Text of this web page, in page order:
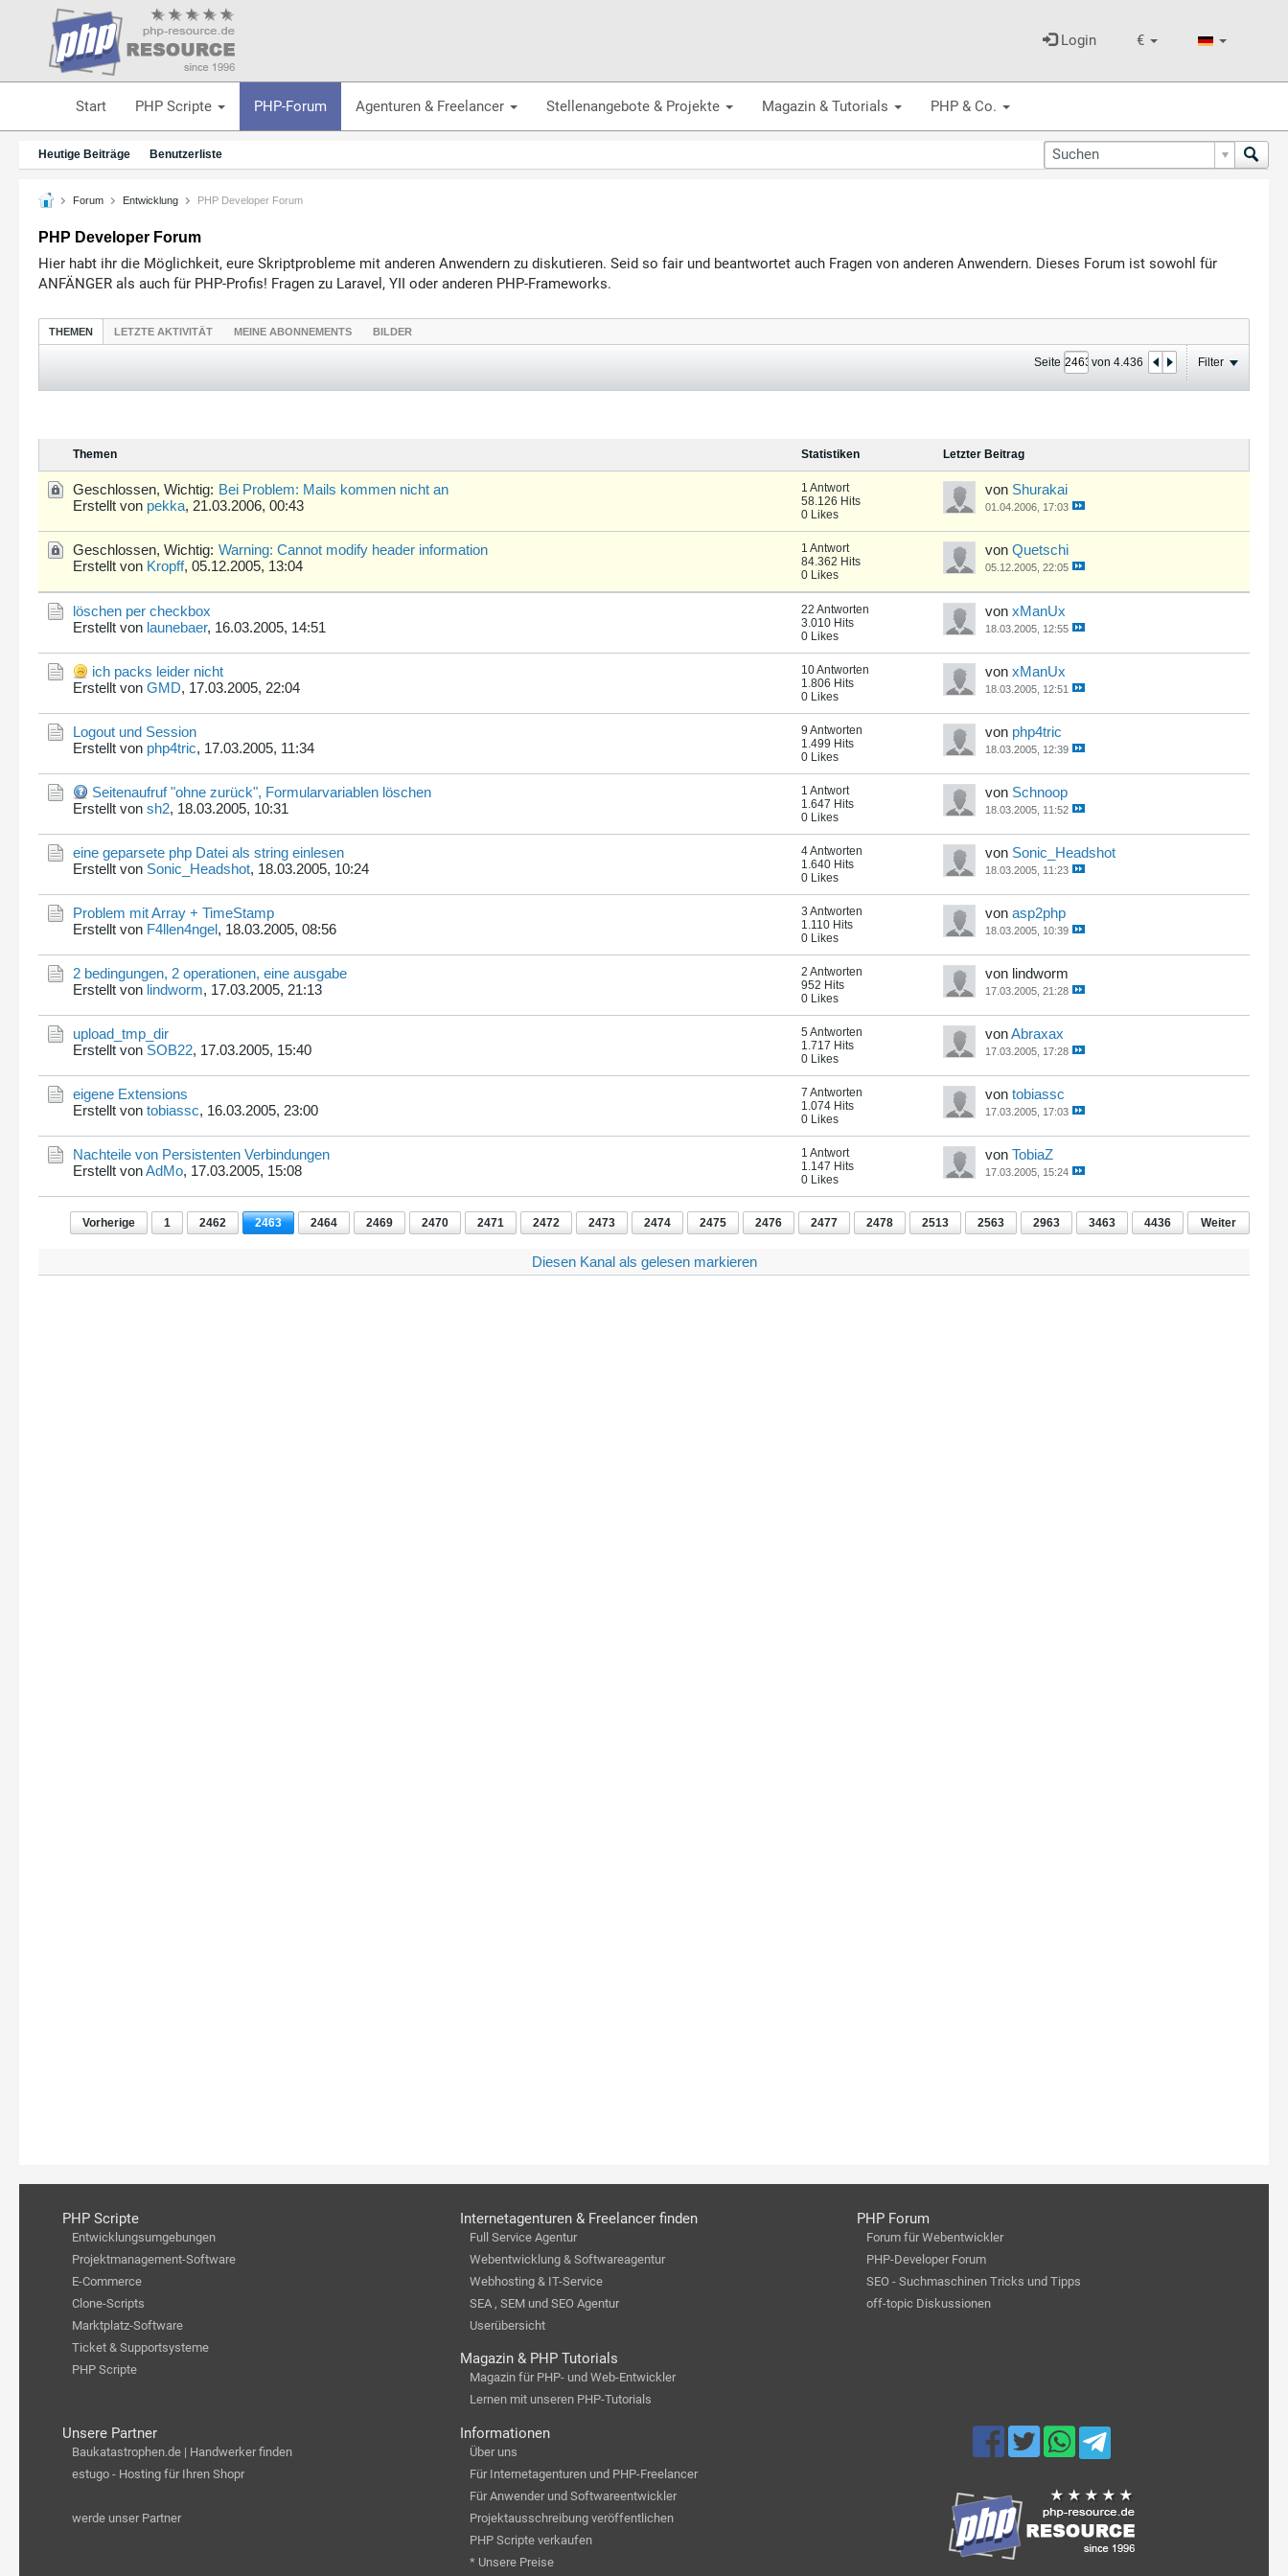
€
Login
Start PHP Scripte PHP-Forum Agenturen & Freelancer Stellenangebote & Projekte Magazin & Tutorials PHP & Co.
Heutige Beiträge Benutzerliste
Forum Entwicklung PHP Developer Forum
PHP Developer Forum
Hier habt ihr die Möglichkeit, eure Skriptprobleme mit anderen Anwendern zu diskutieren. Seid so fair und beantwortet auch Fragen von anderen Anwendern. Dieses Forum ist sowohl für
ANFÄNGER als auch für PHP-Profis! Fragen zu Laravel, YII oder anderen PHP-Frameworks.
THEMEN LETZTE AKTIVITÄT MEINE ABONNEMENTS BILDER
Seite von 4.436 Filter
Themen Statistiken Letzter Beitrag
Geschlossen, Wichtig: Bei Problem: Mails kommen nicht an
Erstellt von pekka, 21.03.2006, 00:43
1 Antwort
58.126 Hits
0 Likes
von Shurakai
01.04.2006, 17:03
Geschlossen, Wichtig: Warning: Cannot modify header information
Erstellt von Kropff, 05.12.2005, 13:04
1 Antwort
84.362 Hits
0 Likes
von Quetschi
05.12.2005, 22:05
löschen per checkbox
Erstellt von launebaer, 16.03.2005, 14:51
22 Antworten
3.010 Hits
0 Likes
von xManUx
18.03.2005, 12:55
ich packs leider nicht
Erstellt von GMD, 17.03.2005, 22:04
10 Antworten
1.806 Hits
0 Likes
von xManUx
18.03.2005, 12:51
Logout und Session
Erstellt von php4tric, 17.03.2005, 11:34
9 Antworten
1.499 Hits
0 Likes
von php4tric
18.03.2005, 12:39
Seitenaufruf "ohne zurück", Formularvariablen löschen
Erstellt von sh2, 18.03.2005, 10:31
1 Antwort
1.647 Hits
0 Likes
von Schnoop
18.03.2005, 11:52
eine geparsete php Datei als string einlesen
Erstellt von Sonic_Headshot, 18.03.2005, 10:24
4 Antworten
1.640 Hits
0 Likes
von Sonic_Headshot
18.03.2005, 11:23
Problem mit Array + TimeStamp
Erstellt von F4llen4ngel, 18.03.2005, 08:56
3 Antworten
1.110 Hits
0 Likes
von asp2php
18.03.2005, 10:39
2 bedingungen, 2 operationen, eine ausgabe
Erstellt von lindworm, 17.03.2005, 21:13
2 Antworten
952 Hits
0 Likes
von lindworm
17.03.2005, 21:28
upload_tmp_dir
Erstellt von SOB22, 17.03.2005, 15:40
5 Antworten
1.717 Hits
0 Likes
vonAbraxax
17.03.2005, 17:28
eigene Extensions
Erstellt von tobiassc, 16.03.2005, 23:00
7 Antworten
1.074 Hits
0 Likes
von tobiassc
17.03.2005, 17:03
Nachteile von Persistenten Verbindungen
Erstellt vonAdMo, 17.03.2005, 15:08
1 Antwort
1.147 Hits
0 Likes
von TobiaZ
17.03.2005, 15:24
Vorherige 1 2462 2463 2464 2469 2470 2471 2472 2473 2474 2475 2476 2477 2478 2513 2563 2963 3463 4436 Weiter
Diesen Kanal als gelesen markieren
PHP Scripte
Entwicklungsumgebungen
Projektmanagement-Software
E-Commerce
Clone-Scripts
Marktplatz-Software
Ticket & Supportsysteme
PHP Scripte
Internetagenturen & Freelancer finden
Full Service Agentur
Webentwicklung & Softwareagentur
Webhosting & IT-Service
SEA , SEM und SEO Agentur
Userübersicht
Magazin & PHP Tutorials
Magazin für PHP- und Web-Entwickler
Lernen mit unseren PHP-Tutorials
PHP Forum
Forum für Webentwickler
PHP-Developer Forum
SEO - Suchmaschinen Tricks und Tipps
off-topic Diskussionen
Unsere Partner
Baukatastrophen.de | Handwerker finden
estugo - Hosting für Ihren Shopr
werde unser Partner
Informationen
Über uns
Für Internetagenturen und PHP-Freelancer
Für Anwender und Softwareentwickler
Projektausschreibung veröffentlichen
PHP Scripte verkaufen
* Unsere Preise